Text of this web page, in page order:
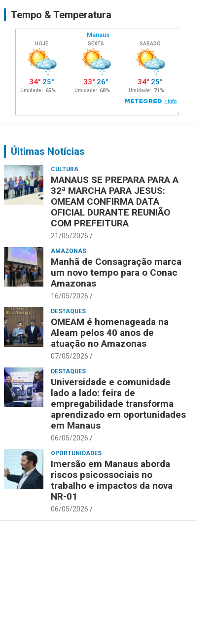
Tempo & Temperatura
Últimas Notícias
CULTURA
MANAUS SE PREPARA PARA A
32ª MARCHA PARA JESUS:
OMEAM CONFIRMA DATA
OFICIAL DURANTE REUNIÃO
COM PREFEITURA
21/05/2026
AMAZONAS
Manhã de Consagração marca
um novo tempo para o Conac
Amazonas
16/05/2026
DESTAQUES
OMEAM é homenageada na
Aleam pelos 40 anos de
atuação no Amazonas
07/05/2026
DESTAQUES
Universidade e comunidade
lado a lado: feira de
empregabilidade transforma
aprendizado em oportunidades
em Manaus
06/05/2026
OPORTUNIDADES
Imersão em Manaus aborda
riscos psicossociais no
trabalho e impactos da nova
NR-01
06/05/2026